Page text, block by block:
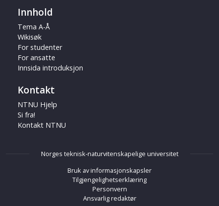
Innhold
Tema A-Å
Wikisøk
For studenter
For ansatte
Innsida introduksjon
Kontakt
NTNU Hjelp
Si fra!
Kontakt NTNU
Norges teknisk-naturvitenskapelige universitet
Bruk av informasjonskapsler
Tilgjengelighetserklæring
Personvern
Ansvarlig redaktør